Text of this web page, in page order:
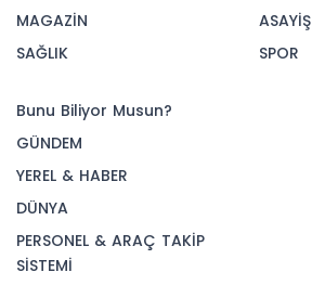
MAGAZİN
SAĞLIK
ASAYİŞ
SPOR
Bunu Biliyor Musun?
GÜNDEM
YEREL & HABER
DÜNYA
PERSONEL & ARAÇ TAKİP
SİSTEMİ